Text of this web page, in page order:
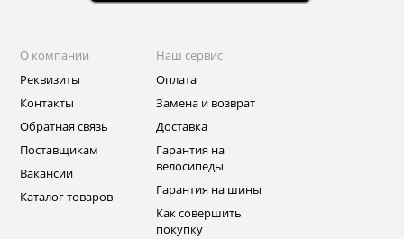
О компании
Реквизиты
Контакты
Обратная связь
Поставщикам
Вакансии
Каталог товаров
Наш сервис
Оплата
Замена и возврат
Доставка
Гарантия на
велосипеды
Гарантия на шины
Как совершить
покупку